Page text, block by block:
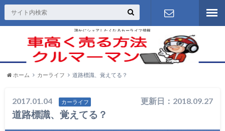
誰かにシェアしたくなるカーライフ情報
お問い合わ
せ
ホーム カーライフ 道路標識、覚えてる？
2017.01.04 カーライフ 更新日：2018.09.27
道路標識、覚えてる？